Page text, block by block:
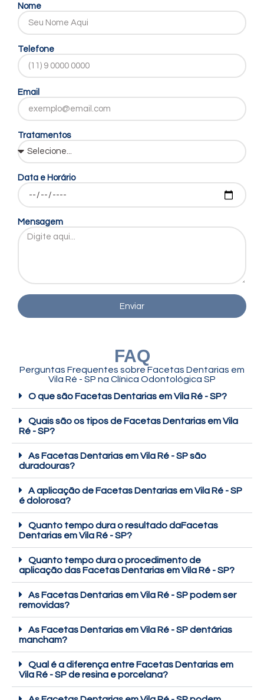
Nome
Telefone
Email
Tratamentos
Data e Horário
Mensagem
Enviar
FAQ
Perguntas Frequentes sobre Facetas Dentarias em
Vila Ré - SP na Clínica Odontológica SP
O que são Facetas Dentarias em Vila Ré - SP?
Quais são os tipos de Facetas Dentarias em Vila
Ré - SP?
As Facetas Dentarias em Vila Ré - SP são
duradouras?
A aplicação de Facetas Dentarias em Vila Ré - SP
é dolorosa?
Quanto tempo dura o resultado daFacetas
Dentarias em Vila Ré - SP?
Quanto tempo dura o procedimento de
aplicação das Facetas Dentarias em Vila Ré - SP?
As Facetas Dentarias em Vila Ré - SP podem ser
removidas?
As Facetas Dentarias em Vila Ré - SP dentárias
mancham?
Qual é a diferença entre Facetas Dentarias em
Vila Ré - SP de resina e porcelana?